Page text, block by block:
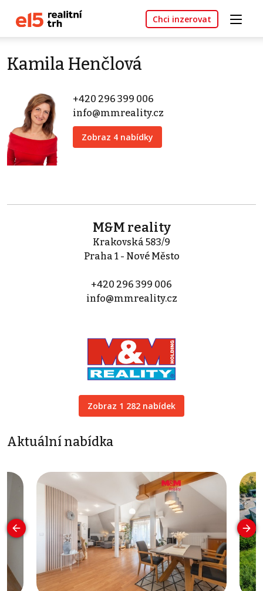
Chci inzerovat
Kamila Henčlová
+420 296 399 006
info@mmreality.cz
Zobraz 4 nabídky
M&M reality
Krakovská 583/9
Praha 1 - Nové Město
+420 296 399 006
info@mmreality.cz
Zobraz 1 282 nabídek
Aktuální nabídka